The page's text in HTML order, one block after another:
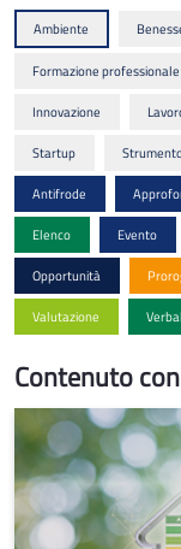
Contenuto
Ambiente
Formazione professionale
Innovazione
Startup
Antifrode
Elenco Evento
Opportunità
Valutazione